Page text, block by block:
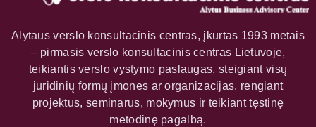
Alytaus verslo konsultacinis centras, įkurtas 1993 metais
– pirmasis verslo konsultacinis centras Lietuvoje,
teikiantis verslo vystymo paslaugas, steigiant visų
juridinių formų įmones ar organizacijas, rengiant
projektus, seminarus, mokymus ir teikiant tęstinę
metodinę pagalbą.